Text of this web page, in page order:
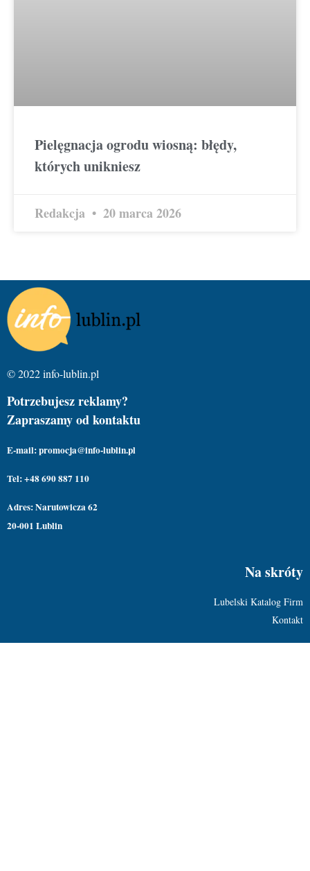
Pielęgnacja ogrodu wiosną: błędy,
których unikniesz
Redakcja 20 marca 2026
© 2022 info-lublin.pl
Potrzebujesz reklamy?
Zapraszamy od kontaktu
E-mail: promocja@info-lublin.pl
Tel: +48 690 887 110
Adres: Narutowicza 62
20-001 Lublin
Na skróty
Lubelski Katalog Firm
Kontakt